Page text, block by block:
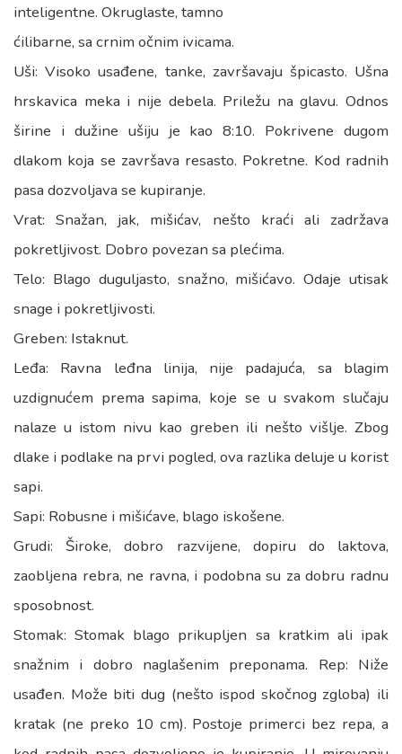
inteligentne. Okruglaste, tamno
ćilibarne, sa crnim očnim ivicama.
Uši: Visoko usađene, tanke, završavaju špicasto. Ušna
hrskavica meka i nije debela. Priležu na glavu. Odnos
širine i dužine ušiju je kao 8:10. Pokrivene dugom
dlakom koja se završava resasto. Pokretne. Kod radnih
pasa dozvoljava se kupiranje.
Vrat: Snažan, jak, mišićav, nešto kraći ali zadržava
pokretljivost. Dobro povezan sa plećima.
Telo: Blago duguljasto, snažno, mišićavo. Odaje utisak
snage i pokretljivosti.
Greben: Istaknut.
Leđa: Ravna leđna linija, nije padajuća, sa blagim
uzdignućem prema sapima, koje se u svakom slučaju
nalaze u istom nivu kao greben ili nešto višlje. Zbog
dlake i podlake na prvi pogled, ova razlika deluje u korist
sapi.
Sapi: Robusne i mišićave, blago iskošene.
Grudi: Široke, dobro razvijene, dopiru do laktova,
zaobljena rebra, ne ravna, i podobna su za dobru radnu
sposobnost.
Stomak: Stomak blago prikupljen sa kratkim ali ipak
snažnim i dobro naglašenim preponama. Rep: Niže
usađen. Može biti dug (nešto ispod skočnog zgloba) ili
kratak (ne preko 10 cm). Postoje primerci bez repa, a